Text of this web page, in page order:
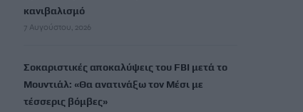
κανιβαλισμό
7 Αυγούστου, 2026
Σοκαριστικές αποκαλύψεις του FBI μετά το
Μουντιάλ: «Θα ανατινάξω τον Μέσι με
τέσσερις βόμβες»